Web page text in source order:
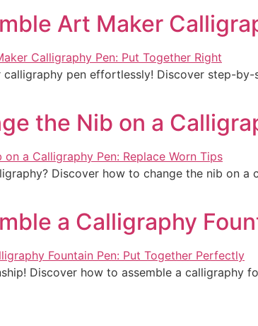
Art Maker
pen effortlessly! Discover step-
the Nib on a
Discover how to change the nib on
a Calligraphy
Discover how to assemble a